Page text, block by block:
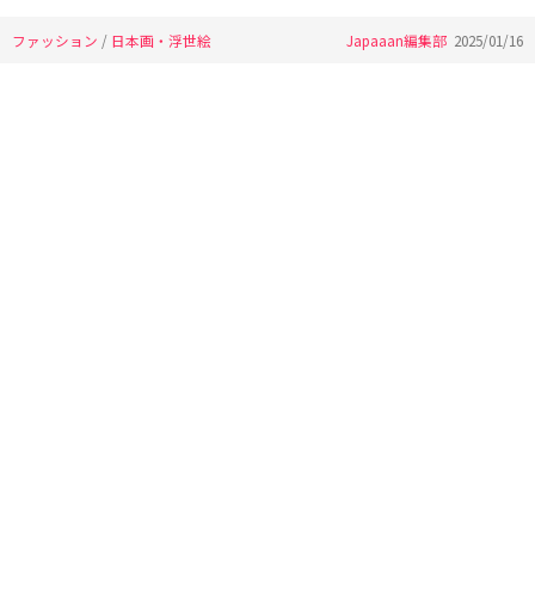
ファッション / 日本画・浮世絵 Japaaan編集部 2025/01/16